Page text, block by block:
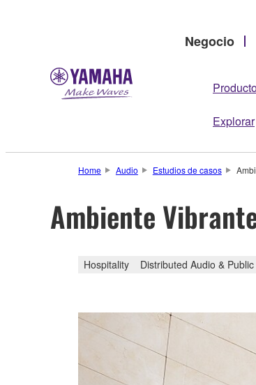
Negocio
Explorar
Home Audio Estudios de casos
Ambiente
Hospitality Distributed Audio &